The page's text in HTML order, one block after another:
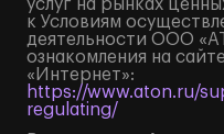
услуг на рынках
к Условиям
деятельности ООО
ознакомления на
«Интернет»:
https://www.aton.ru/
regulating/